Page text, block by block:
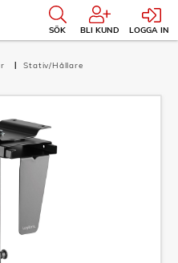
SÖK BLI KUND LOGGA IN
Stativ/Hållare